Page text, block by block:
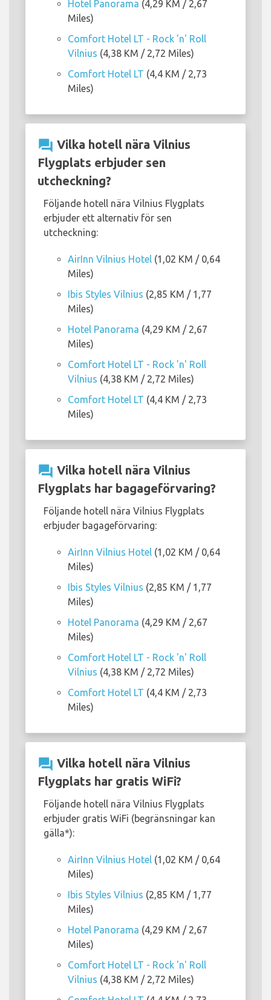
Hotel Panorama (4,29 KM / 2,67
Miles)
Comfort Hotel LT - Rock 'n' Roll
Vilnius (4,38 KM / 2,72 Miles)
Comfort Hotel LT (4,4 KM / 2,73
Miles)
question_answer Vilka hotell nära Vilnius
Flygplats erbjuder sen
utcheckning?
Följande hotell nära Vilnius Flygplats
erbjuder ett alternativ för sen
utcheckning:
AirInn Vilnius Hotel (1,02 KM / 0,64
Miles)
Ibis Styles Vilnius (2,85 KM / 1,77
Miles)
Hotel Panorama (4,29 KM / 2,67
Miles)
Comfort Hotel LT - Rock 'n' Roll
Vilnius (4,38 KM / 2,72 Miles)
Comfort Hotel LT (4,4 KM / 2,73
Miles)
question_answer Vilka hotell nära Vilnius
Flygplats har bagageförvaring?
Följande hotell nära Vilnius Flygplats
erbjuder bagageförvaring:
AirInn Vilnius Hotel (1,02 KM / 0,64
Miles)
Ibis Styles Vilnius (2,85 KM / 1,77
Miles)
Hotel Panorama (4,29 KM / 2,67
Miles)
Comfort Hotel LT - Rock 'n' Roll
Vilnius (4,38 KM / 2,72 Miles)
Comfort Hotel LT (4,4 KM / 2,73
Miles)
question_answer Vilka hotell nära Vilnius
Flygplats har gratis WiFi?
Följande hotell nära Vilnius Flygplats
erbjuder gratis WiFi (begränsningar kan
gälla*):
AirInn Vilnius Hotel (1,02 KM / 0,64
Miles)
Ibis Styles Vilnius (2,85 KM / 1,77
Miles)
Hotel Panorama (4,29 KM / 2,67
Miles)
Comfort Hotel LT - Rock 'n' Roll
Vilnius (4,38 KM / 2,72 Miles)